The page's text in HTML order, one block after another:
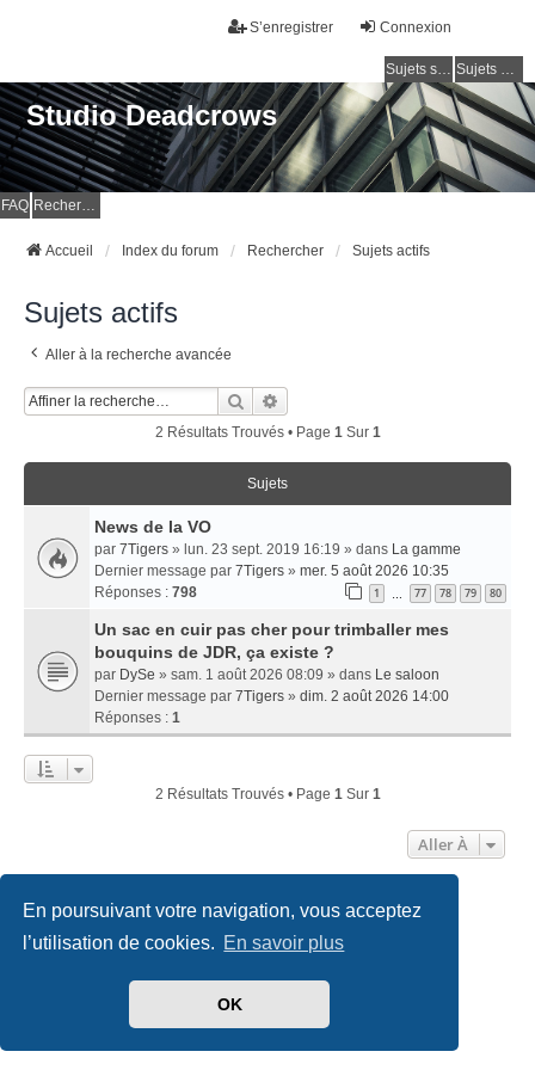
En poursuivant votre navigation, vous acceptez
l’utilisation de cookies. En savoir plus
OK
Connexion
S’enregistrer
Sujets sans réponse Sujets actifs
Studio Deadcrows
FAQ Rechercher
Accueil Index du forum Rechercher Sujets actifs
Sujets actifs
Aller à la recherche avancée
Rechercher
2 Résultats Trouvés • Page 1Sur 1
Sujets
News de la VO
par 7Tigers » lun. 23 sept. 2019 16:19 » dans La gamme
Dernier message par 7Tigers » mer. 5 août 2026 10:35
Réponses : 798 1 77 78 79 80
Un sac en cuir pas cher pour trimballer mes
bouquins de JDR, ça existe ?
par DySe » sam. 1 août 2026 08:09 » dans Le saloon
Dernier message par 7Tigers » dim. 2 août 2026 14:00
Réponses : 1
2 Résultats Trouvés • Page 1Sur 1
Aller À
Accueil Index du forum Nous contacter
phpBB-fr.com
created by INVENTEA & v12mike
Conditions